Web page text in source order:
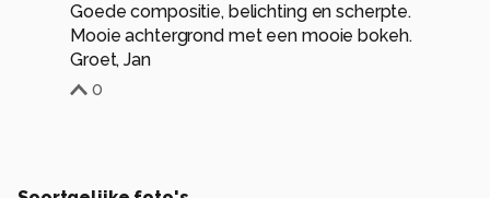
Goede compositie, belichting en scherpte.
Mooie achtergrond met een mooie bokeh.
Groet, Jan
0